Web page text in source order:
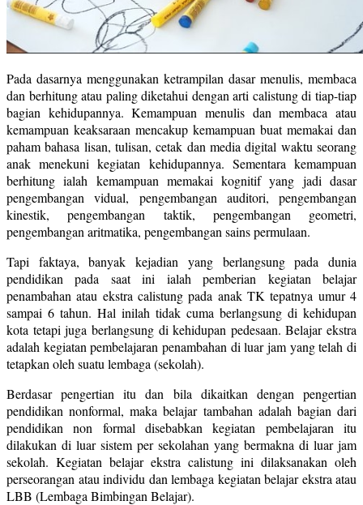
Pada dasarnya menggunakan ketrampilan dasar menulis, membaca
dan berhitung atau paling diketahui dengan arti calistung di tiap-tiap
bagian kehidupannya. Kemampuan menulis dan membaca atau
kemampuan keaksaraan mencakup kemampuan buat memakai dan
paham bahasa lisan, tulisan, cetak dan media digital waktu seorang
anak menekuni kegiatan kehidupannya. Sementara kemampuan
berhitung ialah kemampuan memakai kognitif yang jadi dasar
pengembangan vidual, pengembangan auditori, pengembangan
kinestik, pengembangan taktik, pengembangan geometri,
pengembangan aritmatika, pengembangan sains permulaan.
Tapi faktaya, banyak kejadian yang berlangsung pada dunia
pendidikan pada saat ini ialah pemberian kegiatan belajar
penambahan atau ekstra calistung pada anak TK tepatnya umur 4
sampai 6 tahun. Hal inilah tidak cuma berlangsung di kehidupan
kota tetapi juga berlangsung di kehidupan pedesaan. Belajar ekstra
adalah kegiatan pembelajaran penambahan di luar jam yang telah di
tetapkan oleh suatu lembaga (sekolah).
Berdasar pengertian itu dan bila dikaitkan dengan pengertian
pendidikan nonformal, maka belajar tambahan adalah bagian dari
pendidikan non formal disebabkan kegiatan pembelajaran itu
dilakukan di luar sistem per sekolahan yang bermakna di luar jam
sekolah. Kegiatan belajar ekstra calistung ini dilaksanakan oleh
perseorangan atau individu dan lembaga kegiatan belajar ekstra atau
LBB (Lembaga Bimbingan Belajar).